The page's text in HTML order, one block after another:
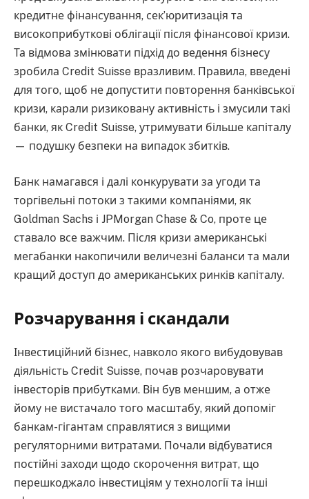
кредитне фінансування, сек’юритизація та
високоприбуткові облігації після фінансової кризи.
Та відмова змінювати підхід до ведення бізнесу
зробила Credit Suisse вразливим. Правила, введені
для того, щоб не допустити повторення банківської
кризи, карали ризиковану активність і змусили такі
банки, як Credit Suisse, утримувати більше капіталу
— подушку безпеки на випадок збитків.
Банк намагався і далі конкурувати за угоди та
торгівельні потоки з такими компаніями, як
Goldman Sachs і JPMorgan Chase & Co, проте це
ставало все важчим. Після кризи американські
мегабанки накопичили величезні баланси та мали
кращий доступ до американських ринків капіталу.
Розчарування і скандали
Інвестиційний бізнес, навколо якого вибудовував
діяльність Credit Suisse, почав розчаровувати
інвесторів прибутками. Він був меншим, а отже
йому не вистачало того масштабу, який допоміг
банкам-гігантам справлятися з вищими
регуляторними витратами. Почали відбуватися
постійні заходи щодо скорочення витрат, що
перешкоджало інвестиціям у технології та інші